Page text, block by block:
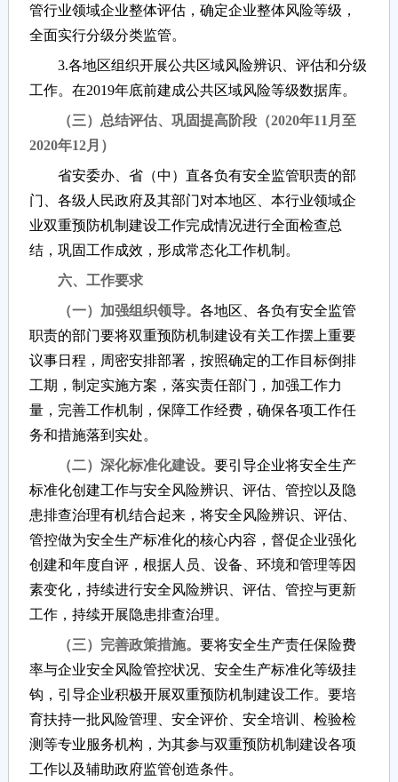
管行业领域企业整体评估，确定企业整体风险等级，
全面实行分级分类监管。
3.各地区组织开展公共区域风险辨识、评估和分级
工作。在2019年底前建成公共区域风险等级数据库。
（三）总结评估、巩固提高阶段（2020年11月至
2020年12月）
省安委办、省（中）直各负有安全监管职责的部
门、各级人民政府及其部门对本地区、本行业领域企
业双重预防机制建设工作完成情况进行全面检查总
结，巩固工作成效，形成常态化工作机制。
六、工作要求
（一）加强组织领导。 各地区、各负有安全监管
职责的部门要将双重预防机制建设有关工作摆上重要
议事日程，周密安排部署，按照确定的工作目标倒排
工期，制定实施方案，落实责任部门，加强工作力
量，完善工作机制，保障工作经费，确保各项工作任
务和措施落到实处。
（二）深化标准化建设。 要引导企业将安全生产
标准化创建工作与安全风险辨识、评估、管控以及隐
患排查治理有机结合起来，将安全风险辨识、评估、
管控做为安全生产标准化的核心内容，督促企业强化
创建和年度自评，根据人员、设备、环境和管理等因
素变化，持续进行安全风险辨识、评估、管控与更新
工作，持续开展隐患排查治理。
（三）完善政策措施。 要将安全生产责任保险费
率与企业安全风险管控状况、安全生产标准化等级挂
钩，引导企业积极开展双重预防机制建设工作。要培
育扶持一批风险管理、安全评价、安全培训、检验检
测等专业服务机构，为其参与双重预防机制建设各项
工作以及辅助政府监管创造条件。